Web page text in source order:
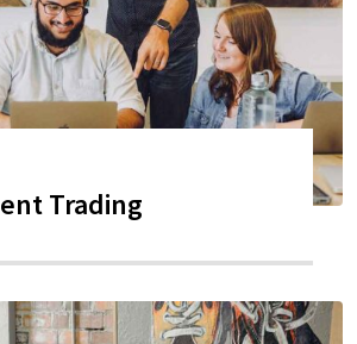
Trading